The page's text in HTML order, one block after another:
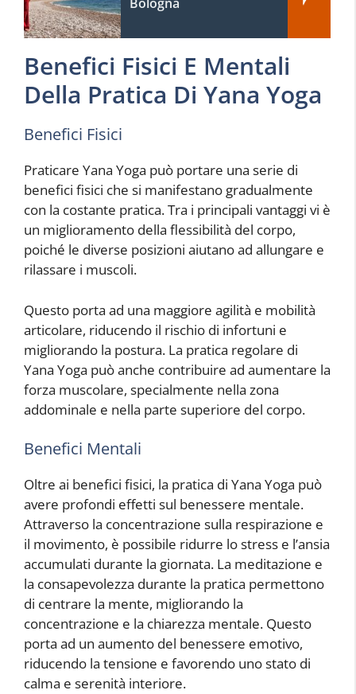
Benefici Fisici E Mentali
Della Pratica Di Yana Yoga
Benefici Fisici
Praticare Yana Yoga può portare una serie di
benefici fisici che si manifestano gradualmente
con la costante pratica. Tra i principali vantaggi vi è
un miglioramento della flessibilità del corpo,
poiché le diverse posizioni aiutano ad allungare e
rilassare i muscoli.
Questo porta ad una maggiore agilità e mobilità
articolare, riducendo il rischio di infortuni e
migliorando la postura. La pratica regolare di
Yana Yoga può anche contribuire ad aumentare la
forza muscolare, specialmente nella zona
addominale e nella parte superiore del corpo.
Benefici Mentali
Oltre ai benefici fisici, la pratica di Yana Yoga può
avere profondi effetti sul benessere mentale.
Attraverso la concentrazione sulla respirazione e
il movimento, è possibile ridurre lo stress e l’ansia
accumulati durante la giornata. La meditazione e
la consapevolezza durante la pratica permettono
di centrare la mente, migliorando la
concentrazione e la chiarezza mentale. Questo
porta ad un aumento del benessere emotivo,
riducendo la tensione e favorendo uno stato di
calma e serenità interiore.